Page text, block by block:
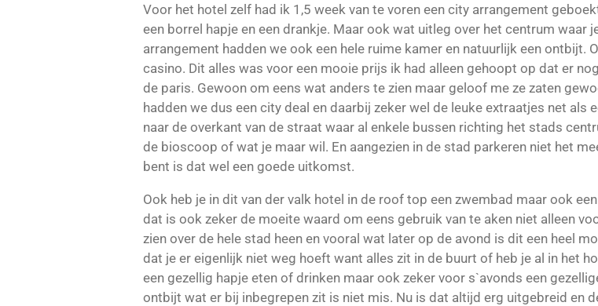
Voor het hotel zelf had ik 1,5 week van te voren een city arrangement
een borrel hapje en een drankje. Maar ook wat uitleg over het centrum waar
arrangement hadden we ook een hele ruime kamer en natuurlijk een
casino. Dit alles was voor een mooie prijs ik had alleen gehoopt op dat er
de paris. Gewoon om eens wat anders te zien maar geloof me ze zaten
hadden we dus een city deal en daarbij zeker wel de leuke extraatjes net
naar de overkant van de straat waar al enkele bussen richting het stads
de bioscoop of wat je maar wil. En aangezien in de stad parkeren niet het
bent is dat wel een goede uitkomst.
Ook heb je in dit van der valk hotel in de roof top een zwembad maar ook
dat is ook zeker de moeite waard om eens gebruik van te aken niet alleen
zien over de hele stad heen en vooral wat later op de avond is dit een heel
dat je er eigenlijk niet weg hoeft want alles zit in de buurt of heb je al in het
een gezellig hapje eten of drinken maar ook zeker voor s`avonds een
ontbijt wat er bij inbegrepen zit is niet mis. Nu is dat altijd erg uitgebreid en